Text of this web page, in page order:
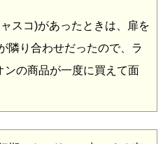
スコ)があったときは、扉を
隣り合わせだったので、ラ
ンの商品が一度に買えて面